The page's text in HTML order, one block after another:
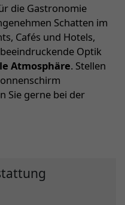
die Gastronomie
Schatten im
Cafés und Hotels,
Optik
Atmosphäre. Stellen
Sie gerne bei der